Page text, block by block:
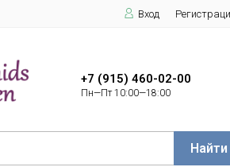
Вход
+7 (915) 460-02-00
Пн—Пт 10:00—18:00
Найти